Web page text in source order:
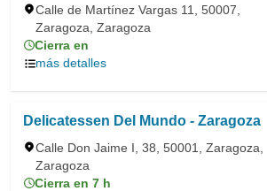
Calle de Martínez Vargas 11, 50007,
Zaragoza, Zaragoza
Cierra en
más detalles
Delicatessen Del Mundo - Zaragoza
Calle Don Jaime I, 38, 50001, Zaragoza,
Zaragoza
Cierra en 7 h